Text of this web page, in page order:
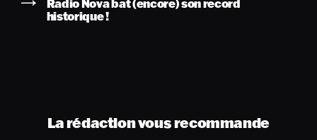
historique !
La rédaction vous recommande